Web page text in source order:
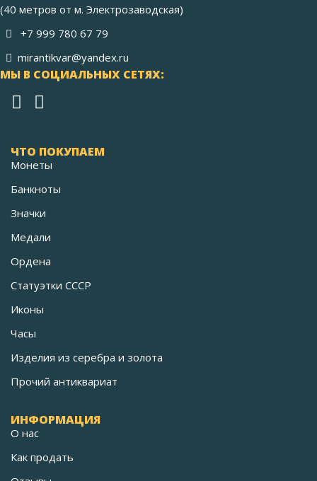
(40 метров от м. Электрозаводская)
+7 999 780 67 79
mirantikvar@yandex.ru
МЫ В СОЦИАЛЬНЫХ СЕТЯХ:
ЧТО ПОКУПАЕМ
Монеты
Банкноты
Значки
Медали
Ордена
Статуэтки СССР
Иконы
Часы
Изделия из серебра и золота
Прочий антиквариат
ИНФОРМАЦИЯ
О нас
Как продать